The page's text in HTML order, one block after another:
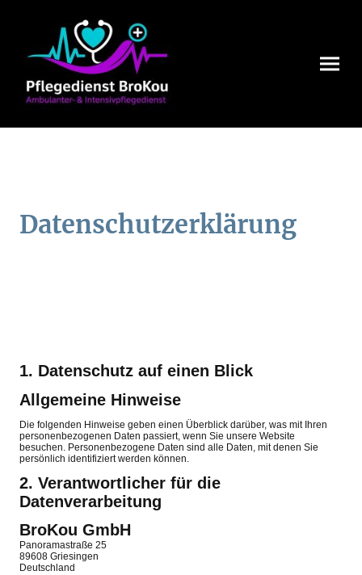
Datenschutzerklärung
1. Datenschutz auf einen Blick
Allgemeine Hinweise
Die folgenden Hinweise geben einen Überblick darüber, was mit Ihren
personenbezogenen Daten passiert, wenn Sie unsere Website
besuchen. Personenbezogene Daten sind alle Daten, mit denen Sie
persönlich identifiziert werden können.
2. Verantwortlicher für die
Datenverarbeitung
BroKou GmbH
Panoramastraße 25
89608 Griesingen
Deutschland